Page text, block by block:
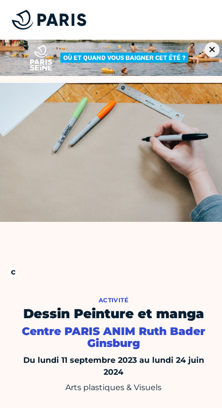
ACTIVITÉ
Dessin Peinture et manga
Centre PARIS ANIM Ruth Bader
Ginsburg
Du lundi 11 septembre 2023 au lundi 24 juin
2024
Arts plastiques & Visuels